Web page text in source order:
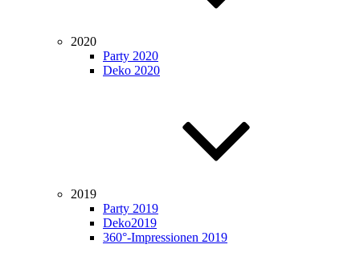
2020
Party 2020
Deko 2020
2019
Party 2019
Deko2019
360°-Impressionen 2019